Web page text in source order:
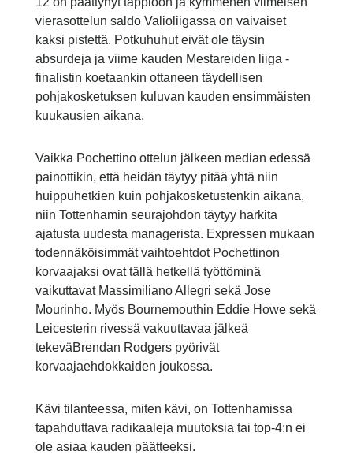
vierasottelun saldo Valioliigassa on vaivaiset
kaksi pistettä. Potkuhuhut eivät ole täysin
absurdeja ja viime kauden Mestareiden liiga -
finalistin koetaankin ottaneen täydellisen
pohjakosketuksen kuluvan kauden ensimmäisten
kuukausien aikana.
Vaikka Pochettino ottelun jälkeen median edessä
painottikin, että heidän täytyy pitää yhtä niin
huippuhetkien kuin pohjakosketustenkin aikana,
niin Tottenhamin seurajohdon täytyy harkita
ajatusta uudesta managerista. Expressen mukaan
todennäköisimmät vaihtoehtdot Pochettinon
korvaajaksi ovat tällä hetkellä työttöminä
vaikuttavat Massimiliano Allegri sekä Jose
Mourinho. Myös Bournemouthin Eddie Howe sekä
Leicesterin rivessä vakuuttavaa jälkeä
tekeväBrendan Rodgers pyörivät
korvaajaehdokkaiden joukossa.
Kävi tilanteessa, miten kävi, on Tottenhamissa
tapahduttava radikaaleja muutoksia tai top-4:n ei
ole asiaa kauden päätteeksi.